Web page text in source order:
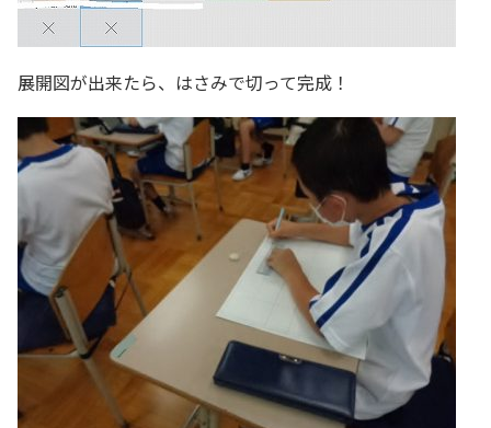
展開図が出来たら、はさみで切って完成！